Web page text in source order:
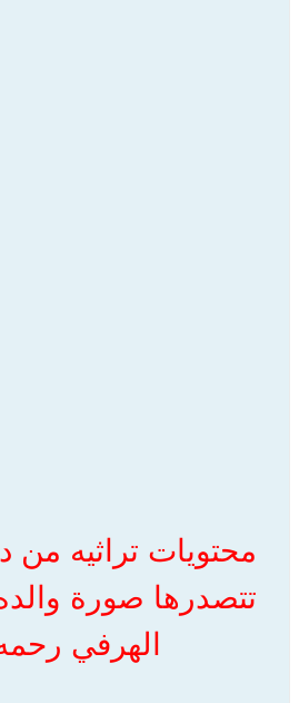
محتويات تراثيه
تتصدرها صورة
الهرفي